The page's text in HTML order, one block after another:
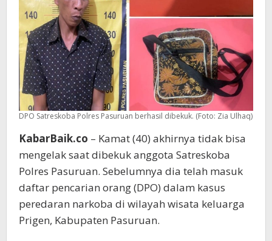
DPO Satreskoba Polres Pasuruan berhasil dibekuk. (Foto: Zia Ulhaq)
KabarBaik.co – Kamat (40) akhirnya tidak bisa
mengelak saat dibekuk anggota Satreskoba
Polres Pasuruan. Sebelumnya dia telah masuk
daftar pencarian orang (DPO) dalam kasus
peredaran narkoba di wilayah wisata keluarga
Prigen, Kabupaten Pasuruan.